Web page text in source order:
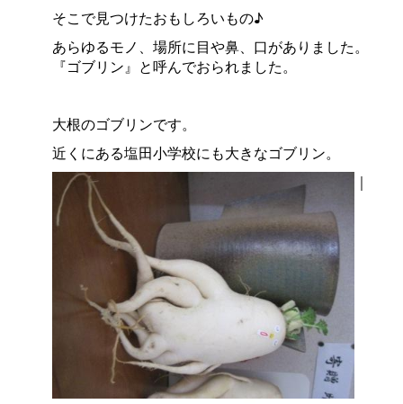
そこで見つけたおもしろいもの♪
あらゆるモノ、場所に目や鼻、口がありました。
『ゴブリン』と呼んでおられました。
大根のゴブリンです。
近くにある塩田小学校にも大きなゴブリン。
｜